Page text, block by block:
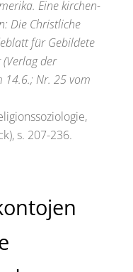
Eine kirchen-
Die Christliche
für Gebildete
der
14.6.; Nr. 25 vom
s. 207-236.